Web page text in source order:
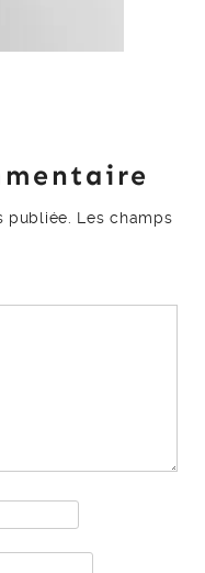
publiée.
Les champs